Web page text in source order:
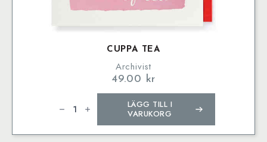
CUPPA TEA
Archivist
49.00 kr
mängd
LÄGG TILL I
VARUKORG